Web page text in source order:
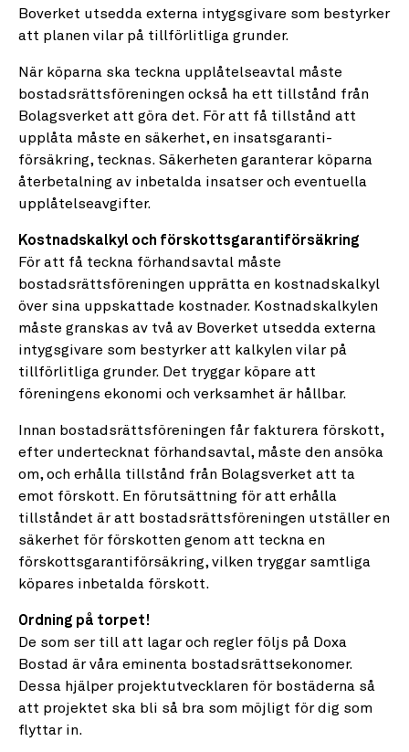
Boverket utsedda externa intygsgivare som bestyrker
att planen vilar på tillförlitliga grunder.
När köparna ska teckna upplåtelseavtal måste
bostadsrättsföreningen också ha ett tillstånd från
Bolagsverket att göra det. För att få tillstånd att
upplåta måste en säkerhet, en insatsgaranti­
försäkring, tecknas. Säkerheten garanterar köparna
återbetalning av inbetalda insatser och eventuella
upplåtelseavgifter.
Kostnadskalkyl och förskottsgarantiförsäkring
För att få teckna förhandsavtal måste
bostadsrättsföreningen upprätta en kostnadskalkyl
över sina uppskattade kostnader. Kostnadskalkylen
måste granskas av två av Boverket utsedda externa
intygsgivare som bestyrker att kalkylen vilar på
tillförlitliga grunder. Det tryggar köpare att
föreningens ekonomi och verksamhet är hållbar.
Innan bostadsrättsföreningen får fakturera förskott,
efter undertecknat förhandsavtal, måste den ansöka
om, och erhålla tillstånd från Bolagsverket att ta
emot förskott. En förutsättning för att erhålla
tillståndet är att bostadsrättsföreningen utställer en
säkerhet för förskotten genom att teckna en
förskottsgarantiförsäkring, vilken tryggar samtliga
köpares inbetalda förskott.
Ordning på torpet!
De som ser till att lagar och regler följs på Doxa
Bostad är våra eminenta bostadsrättsekonomer.
Dessa hjälper projektutvecklaren för bostäderna så
att projektet ska bli så bra som möjligt för dig som
flyttar in.